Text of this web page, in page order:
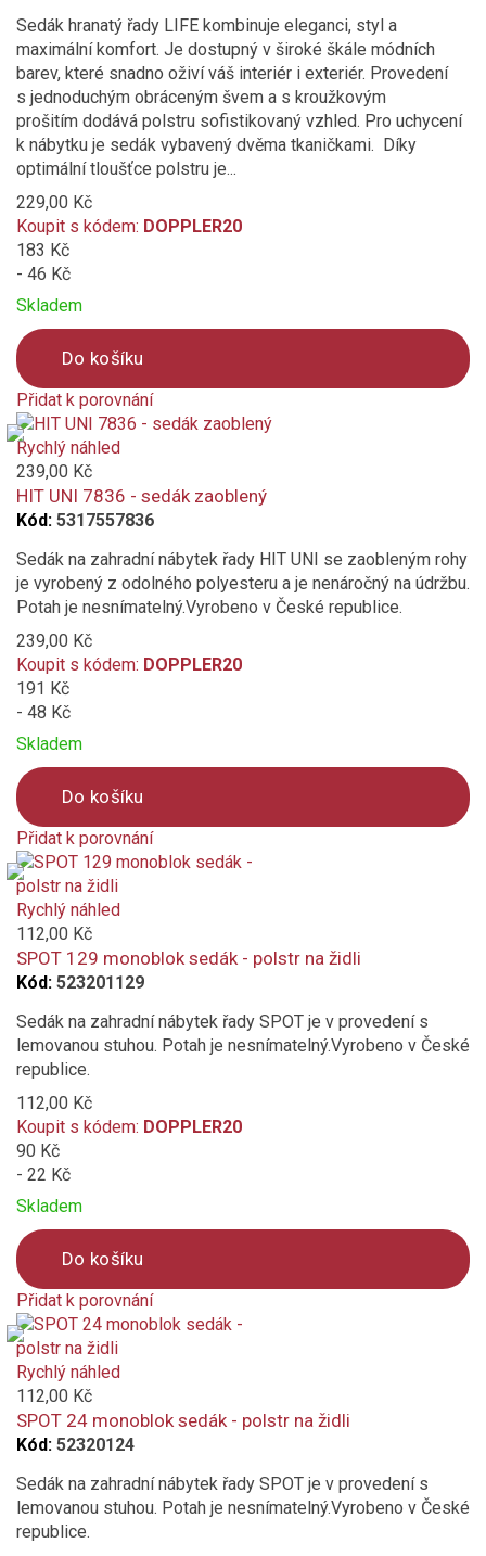
Sedák hranatý řady LIFE kombinuje eleganci, styl a
maximální komfort. Je dostupný v široké škále módních
barev, které snadno oživí váš interiér i exteriér. Provedení
s jednoduchým obráceným švem a s kroužkovým
prošitím dodává polstru sofistikovaný vzhled. Pro uchycení
k nábytku je sedák vybavený dvěma tkaničkami. Díky
optimální tloušťce polstru je...
229,00 Kč
Koupit s kódem: DOPPLER20
183 Kč
- 46 Kč
Skladem
Do košíku
Přidat k porovnání
Product
is
added
to
compare
Rychlý náhled
239,00 Kč
HIT UNI 7836 - sedák zaoblený
Kód: 5317557836
Sedák na zahradní nábytek řady HIT UNI se zaobleným rohy
je vyrobený z odolného polyesteru a je nenáročný na údržbu.
Potah je nesnímatelný.Vyrobeno v České republice.
239,00 Kč
Koupit s kódem: DOPPLER20
191 Kč
- 48 Kč
Skladem
Do košíku
Přidat k porovnání
Product
is
added
to
compare
Rychlý náhled
112,00 Kč
SPOT 129 monoblok sedák - polstr na židli
Kód: 523201129
Sedák na zahradní nábytek řady SPOT je v provedení s
lemovanou stuhou. Potah je nesnímatelný.Vyrobeno v České
republice.
112,00 Kč
Koupit s kódem: DOPPLER20
90 Kč
- 22 Kč
Skladem
Do košíku
Přidat k porovnání
Product
is
added
to
compare
Rychlý náhled
112,00 Kč
SPOT 24 monoblok sedák - polstr na židli
Kód: 52320124
Sedák na zahradní nábytek řady SPOT je v provedení s
lemovanou stuhou. Potah je nesnímatelný.Vyrobeno v České
republice.